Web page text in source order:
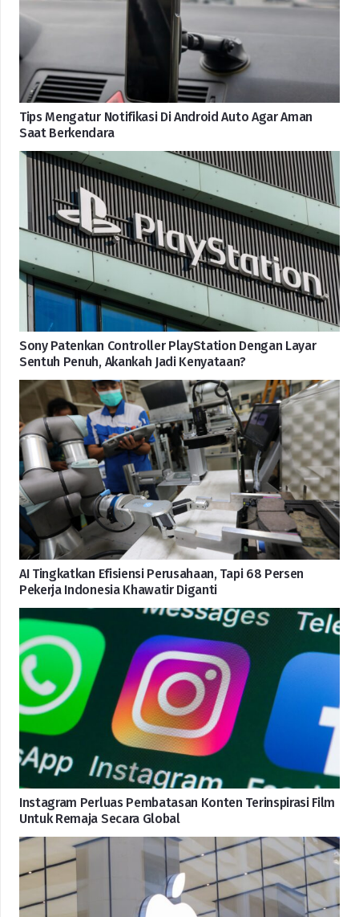
Tips Mengatur Notifikasi Di Android Auto Agar Aman
Saat Berkendara
Sony Patenkan Controller PlayStation Dengan Layar
Sentuh Penuh, Akankah Jadi Kenyataan?
AI Tingkatkan Efisiensi Perusahaan, Tapi 68 Persen
Pekerja Indonesia Khawatir Diganti
Instagram Perluas Pembatasan Konten Terinspirasi Film
Untuk Remaja Secara Global